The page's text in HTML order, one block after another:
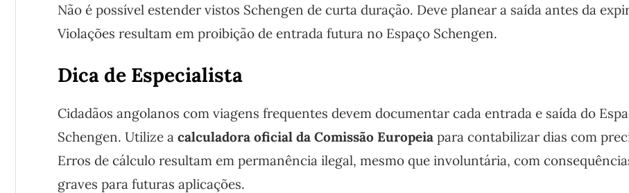
Não é possível estender vistos Schengen de curta duração. Deve planear a saída antes da
Violações resultam em proibição de entrada futura no Espaço Schengen.
Dica de Especialista
Cidadãos angolanos com viagens frequentes devem documentar cada entrada e saída do
Schengen. Utilize a calculadora oficial da Comissão Europeia para contabilizar dias com
Erros de cálculo resultam em permanência ilegal, mesmo que involuntária, com
graves para futuras aplicações.